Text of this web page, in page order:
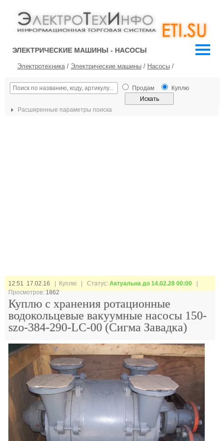
ЭЛЕКТРИЧЕСКИЕ МАШИНЫ - НАСОСЫ
Электротехника/ Электрические машины / Насосы /
Продам Куплю
Расширенные параметры поиска
12:51 17.02.16 | Куплю | Статус: Актуальна до 14.02.28 00:00
Просмотров:1862
Куплю с хранения ротационные
водокольцевые вакуумные насосы 150-
szo-384-290-LC-00 (Сигма Завадка)